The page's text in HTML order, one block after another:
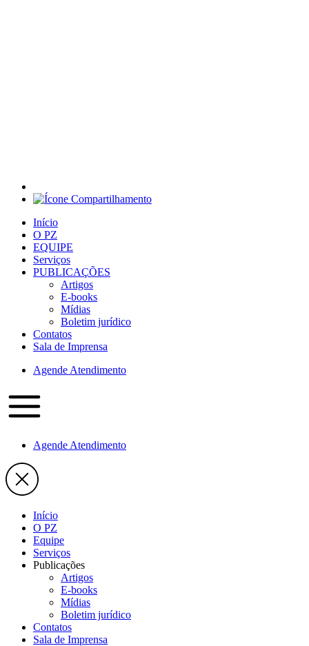
Início
O PZ
EQUIPE
Serviços
PUBLICAÇÕES
Artigos
E-books
Mídias
Boletim jurídico
Contatos
Sala de Imprensa
Agende Atendimento
Agende Atendimento
Início
O PZ
Equipe
Serviços
Publicações
Artigos
E-books
Mídias
Boletim jurídico
Contatos
Sala de Imprensa